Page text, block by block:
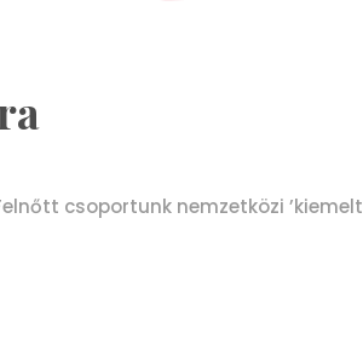
csoportunk nemzetközi ’kiemelt